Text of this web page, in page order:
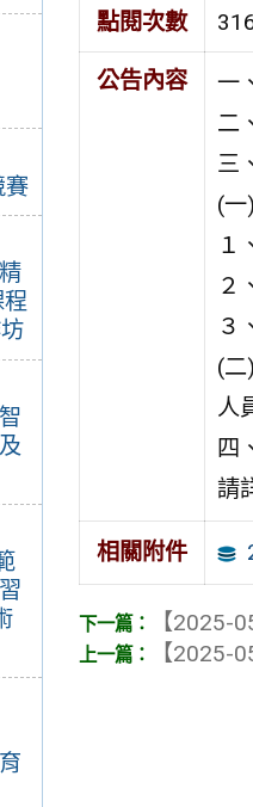
賽
點閱次數
公告內容
一
二
三
(
１
２
３
(
人
四
請
相關附件
【2025-
【2025-